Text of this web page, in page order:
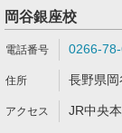
岡谷銀座校
0266-
長野県
JR中央